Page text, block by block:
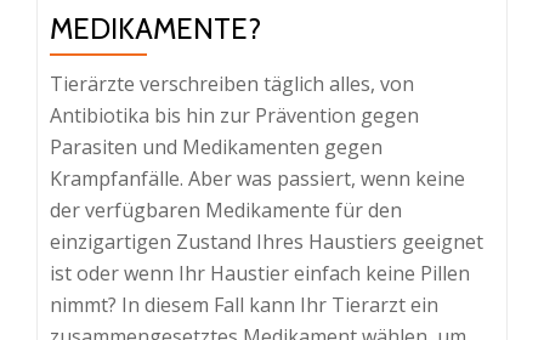
MEDIKAMENTE?
Tierärzte verschreiben täglich alles, von
Antibiotika bis hin zur Prävention gegen
Parasiten und Medikamenten gegen
Krampfanfälle. Aber was passiert, wenn keine
der verfügbaren Medikamente für den
einzigartigen Zustand Ihres Haustiers geeignet
ist oder wenn Ihr Haustier einfach keine Pillen
nimmt? In diesem Fall kann Ihr Tierarzt ein